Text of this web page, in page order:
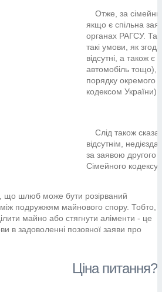
Отже, за
якщо є спільна
органах РАГСУ.
такі умови, як
відсутні, а також
автомобіль тощо),
порядку окремого
кодексом України).
Слід також
відсутнім,
за заявою другого
Сімейного кодексу
що шлюб може бути розірваний
між подружжям майнового спору. Тобто,
майно або стягнути аліменти - це
в задоволенні позовної заяви про
Ціна питання?